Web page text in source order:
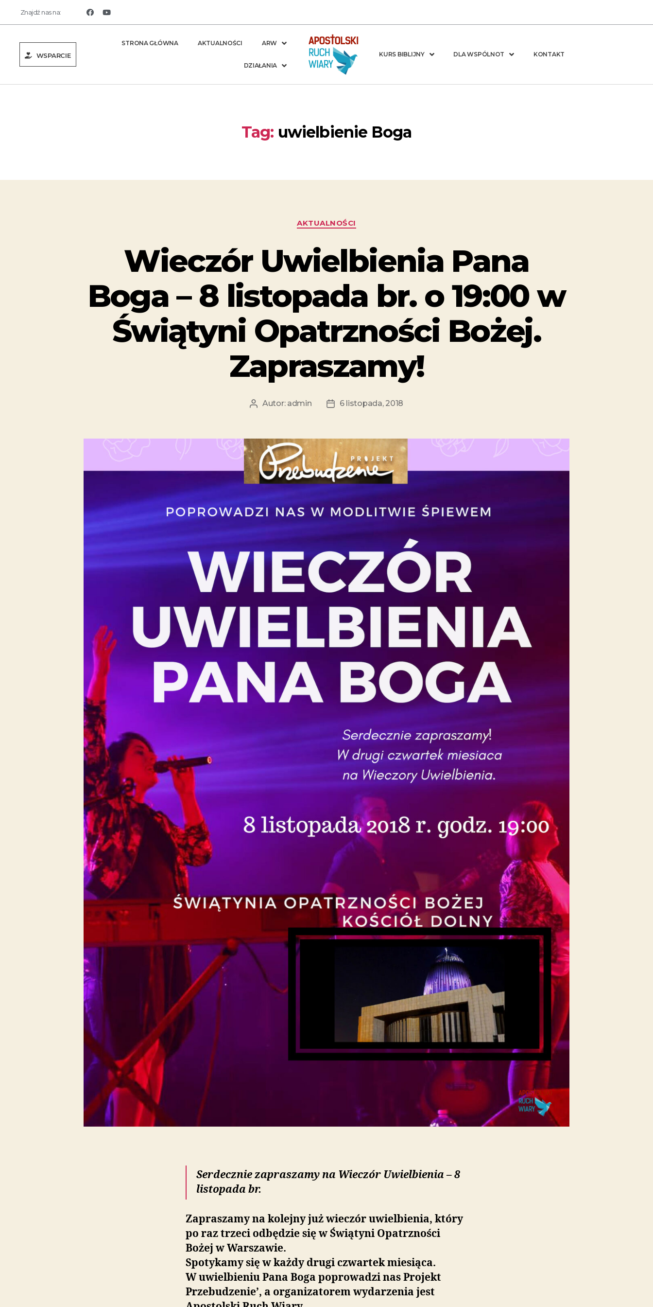
Znajdź nas na:
WSPARCIE
STRONA GŁÓWNA AKTUALNOŚCI ARW
DZIAŁANIA
KURS BIBLIJNY DLA WSPÓLNOT KONTAKT
Tag: uwielbienie Boga
AKTUALNOŚCI
Wieczór Uwielbienia Pana
Boga – 8 listopada br. o 19:00 w
Świątyni Opatrzności Bożej.
Zapraszamy!
Autor: admin 6 listopada, 2018
Serdecznie zapraszamy na Wieczór Uwielbienia – 8
listopada br.
Zapraszamy na kolejny już wieczór uwielbienia, który
po raz trzeci odbędzie się w Świątyni Opatrzności
Bożej w Warszawie.
Spotykamy się w każdy drugi czwartek miesiąca.
W uwielbieniu Pana Boga poprowadzi nas Projekt
Przebudzenie’, a organizatorem wydarzenia jest